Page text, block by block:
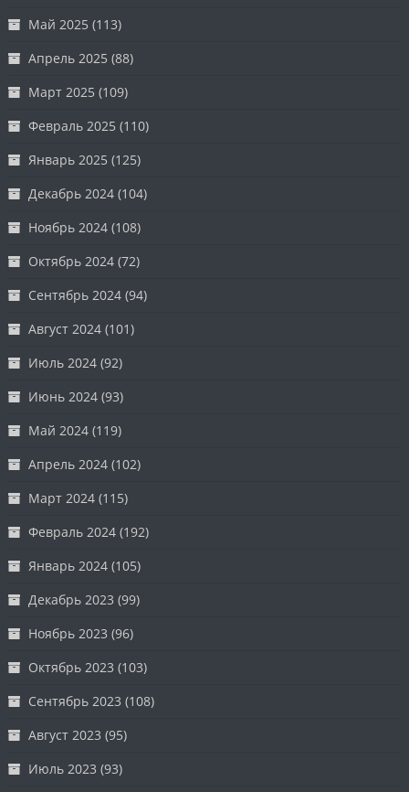
Май 2025 (113)
Апрель 2025 (88)
Март 2025 (109)
Февраль 2025 (110)
Январь 2025 (125)
Декабрь 2024 (104)
Ноябрь 2024 (108)
Октябрь 2024 (72)
Сентябрь 2024 (94)
Август 2024 (101)
Июль 2024 (92)
Июнь 2024 (93)
Май 2024 (119)
Апрель 2024 (102)
Март 2024 (115)
Февраль 2024 (192)
Январь 2024 (105)
Декабрь 2023 (99)
Ноябрь 2023 (96)
Октябрь 2023 (103)
Сентябрь 2023 (108)
Август 2023 (95)
Июль 2023 (93)